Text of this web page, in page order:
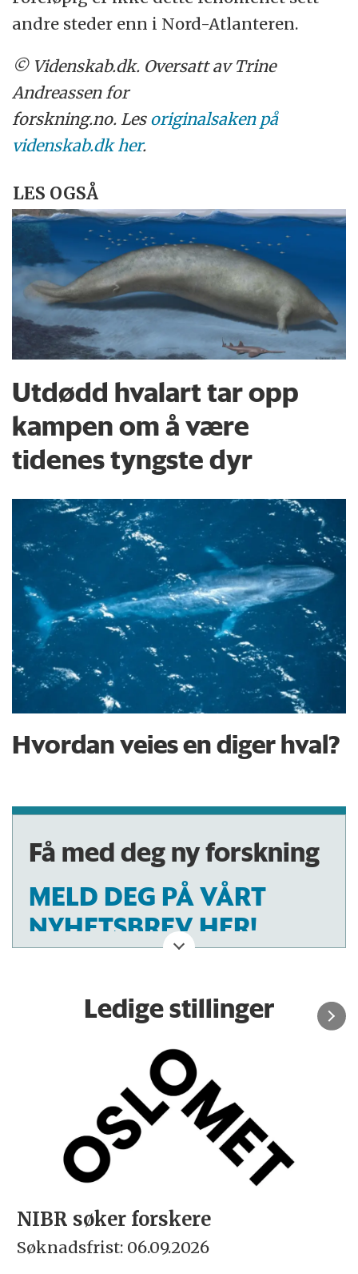
andre steder enn i Nord-Atlanteren.
© Videnskab.dk. Oversatt av Trine
Andreassen for
forskning.no. Les originalsaken på
videnskab.dk her.
LES OGSÅ
Utdødd hvalart tar opp
kampen om å være
tidenes tyngste dyr
Hvordan veies en diger hval?
Få med deg ny forskning
MELD DEG PÅ VÅRT
NYHETSBREV HER!
Ledige stillinger
NIBR søker forskere
Søknadsfrist: 06.09.2026